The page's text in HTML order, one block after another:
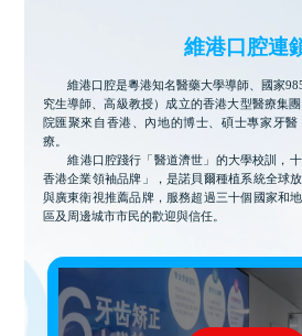
維港口腔連
維港口腔是粵港知名醫藥大學導師、國家
究生導師、高級教授）成立的香港大型醫療集
院匯聚來自香港、內地的博士、碩士專家牙
療。
維港口腔踐行「醫道濟世」的大學校訓，
香港企業領袖品牌」，是諾貝爾種植系統全球
與廣東衛視推薦品牌，服務超過三十個國家和
區及周邊城市市民的歡迎與信任。